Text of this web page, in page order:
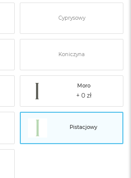
Cyprysowy
Koniczyna
Moro
Pistacjowy